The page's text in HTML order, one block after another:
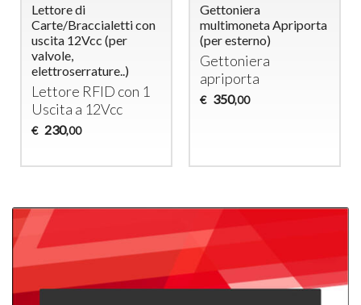
Lettore di
Carte/Braccialetti con
uscita 12Vcc (per
valvole,
elettroserrature..)
Lettore RFID con 1
Uscita a 12Vcc
€ 230,00
Gettoniera
multimoneta Apriporta
(per esterno)
Gettoniera
apriporta
€ 350,00